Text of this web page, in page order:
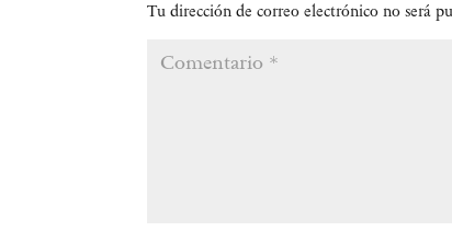
Tu dirección de correo electrónico no será